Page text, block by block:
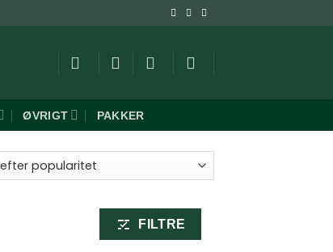
ØVRIGT PAKKER
FILTRE